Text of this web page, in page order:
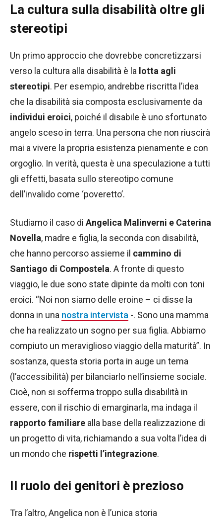
La cultura sulla disabilità oltre gli
stereotipi
Un primo approccio che dovrebbe concretizzarsi
verso la cultura alla disabilità è la lotta agli
stereotipi. Per esempio, andrebbe riscritta l’idea
che la disabilità sia composta esclusivamente da
individui eroici, poiché il disabile è uno sfortunato
angelo sceso in terra. Una persona che non riuscirà
mai a vivere la propria esistenza pienamente e con
orgoglio. In verità, questa è una speculazione a tutti
gli effetti, basata sullo stereotipo comune
dell’invalido come ‘poveretto’.
Studiamo il caso di Angelica Malinverni e Caterina
Novella, madre e figlia, la seconda con disabilità,
che hanno percorso assieme il cammino di
Santiago di Compostela. A fronte di questo
viaggio, le due sono state dipinte da molti con toni
eroici. “Noi non siamo delle eroine – ci disse la
donna in una nostra intervista -. Sono una mamma
che ha realizzato un sogno per sua figlia. Abbiamo
compiuto un meraviglioso viaggio della maturità”. In
sostanza, questa storia porta in auge un tema
(l’accessibilità) per bilanciarlo nell’insieme sociale.
Cioè, non si sofferma troppo sulla disabilità in
essere, con il rischio di emarginarla, ma indaga il
rapporto familiare alla base della realizzazione di
un progetto di vita, richiamando a sua volta l’idea di
un mondo che rispetti l’integrazione.
Il ruolo dei genitori è prezioso
Tra l’altro, Angelica non è l’unica storia